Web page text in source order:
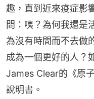
趣，直到近來疫症影
問：咦？為何我還是
為沒有時間而不去做
成為一個更好的人？
James Clear的《原
說明書。